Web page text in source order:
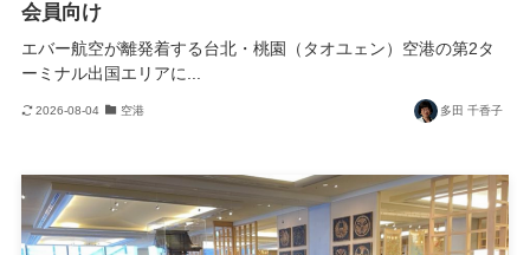
会員向け
エバー航空が離発着する台北・桃園（タオユェン）空港の第2タ
ーミナル出国エリアに...
2026-08-04 空港 多田 千香子